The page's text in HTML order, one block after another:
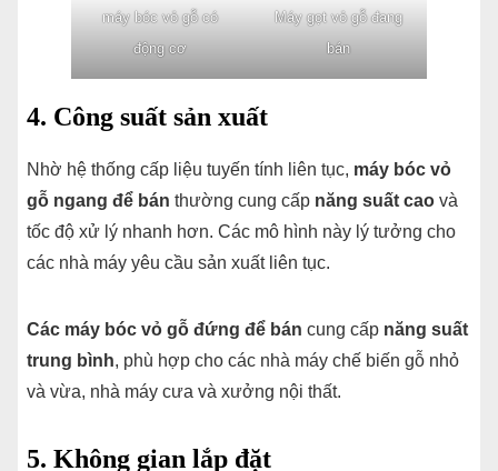
máy bóc vỏ gỗ có
động cơ
Máy gọt vỏ gỗ đang
bán
4. Công suất sản xuất
Nhờ hệ thống cấp liệu tuyến tính liên tục, máy bóc vỏ
gỗ ngang để bán thường cung cấp năng suất cao và
tốc độ xử lý nhanh hơn. Các mô hình này lý tưởng cho
các nhà máy yêu cầu sản xuất liên tục.
Các máy bóc vỏ gỗ đứng để bán cung cấp năng suất
trung bình, phù hợp cho các nhà máy chế biến gỗ nhỏ
và vừa, nhà máy cưa và xưởng nội thất.
5. Không gian lắp đặt